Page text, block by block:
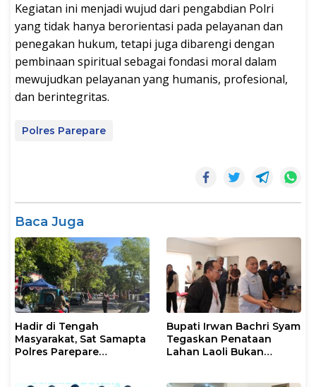
Kegiatan ini menjadi wujud dari pengabdian Polri
yang tidak hanya berorientasi pada pelayanan dan
penegakan hukum, tetapi juga dibarengi dengan
pembinaan spiritual sebagai fondasi moral dalam
mewujudkan pelayanan yang humanis, profesional,
dan berintegritas.
Polres Parepare
Baca Juga
Hadir di Tengah
Masyarakat, Sat Samapta
Polres Parepare
Bupati Irwan Bachri Syam
Tegaskan Penataan
Lahan Laoli Bukan